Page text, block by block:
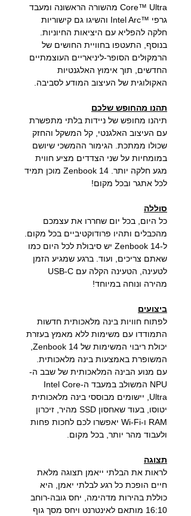
Core™‎ Ultra מהשורה הראשונה ומעבד
גרפי Intel Arc™‎ והשיגו גם קישוריות
חלקה להפליא עם היציאות החיוניות.
בנוסף, התעטפו בחוויית החושים של
הרמקולים הסופר-ליניאריים העוצמתיים
החדשים, תוך אימוץ האלגנטיות
האקולוגית של העיצוב המודע לסביבה.
תהנו מהחופש שלכם
תיהנו מחופש של ניידות בלתי מתפשרת
עם העיצוב האלגנטי, קל המשקל והחזק
שכולו ממתכת. הגימור ההמשכי שיושם
במומחיות על שני הצדדים מציע חווית
מגע חלקה יותר. Zenbook 14 מוכן תמיד
לכל אתגר ובכל מקום!
סוללה
כל היום, בכל יום שחררו את עצמכם
מהכבלים ותהיו פרודוקטיביים בכל מקום.
ל-Zenbook 14 יש סיבולת לכל היום כמו
שאתם צריכים, ועוד. ברגע שמגיע הזמן
לטעינה, הטעינה הקלה עם USB-C
מהירה ונוחה במיוחד!
ביצועים
לפתוח חוויות בינה מלאכותית חדשות
התמודדו עם משימות ללא מאמץ בעזרת
המשופרת באמצעות בינה מלאכותית.
עם מנוע הבינה המלאכותית של שבב ה-
NPU המשולב במעבד ה-Intel Core
Ultra, יישומים מבוססי בינה מלאכותית
יטוסו, בעוד שאחסון SSD מהיר, זיכרון
RAM ו-Wi-Fi יאפשרו לכם לחכות פחות
ולעבוד מהר יותר, בכל מקום.
תצוגה
לראות את הבלתי ייאמן תצוגה מלאת
חיים הופכת כל רגע לבלתי יאמן, היא
כוללת בהירות מדהימה, יחס גובה-רוחב
16:10 מותאם לאינטרנט ויחס מסך גוף